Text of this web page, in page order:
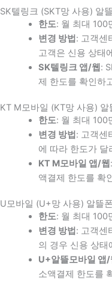
SK텔링크 (SKT망 사용) 알
한도: 월 최대 100
변경 방법 : 고객센
고객은 신용 상태
SK텔링크 앱/웹 :
제 한도를 확인하
KT M모바일 (KT망 사용) 알
한도: 월 최대 100
변경 방법 : 고객센
에 따라 한도가 달
KT M모바일 앱/웹
액결제 한도를 확
U모바일 (U+망 사용) 알뜰
한도: 월 최대 100
변경 방법 : 고객센
의 경우 신용 상태
U+알뜰모바일 앱/
소액결제 한도를